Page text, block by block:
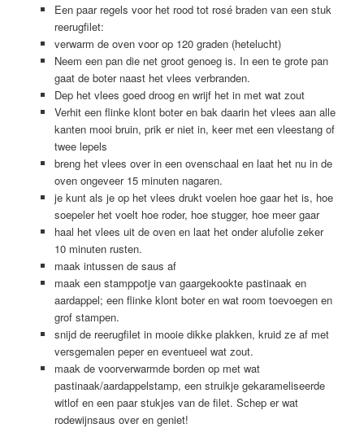
Een paar regels voor het rood tot rosé braden van een stuk
reerugfilet:
verwarm de oven voor op 120 graden (hetelucht)
Neem een pan die net groot genoeg is. In een te grote pan
gaat de boter naast het vlees verbranden.
Dep het vlees goed droog en wrijf het in met wat zout
Verhit een flinke klont boter en bak daarin het vlees aan alle
kanten mooi bruin, prik er niet in, keer met een vleestang of
twee lepels
breng het vlees over in een ovenschaal en laat het nu in de
oven ongeveer 15 minuten nagaren.
je kunt als je op het vlees drukt voelen hoe gaar het is, hoe
soepeler het voelt hoe roder, hoe stugger, hoe meer gaar
haal het vlees uit de oven en laat het onder alufolie zeker
10 minuten rusten.
maak intussen de saus af
maak een stamppotje van gaargekookte pastinaak en
aardappel; een flinke klont boter en wat room toevoegen en
grof stampen.
snijd de reerugfilet in mooie dikke plakken, kruid ze af met
versgemalen peper en eventueel wat zout.
maak de voorverwarmde borden op met wat
pastinaak/aardappelstamp, een struikje gekarameliseerde
witlof en een paar stukjes van de filet. Schep er wat
rodewijnsaus over en geniet!